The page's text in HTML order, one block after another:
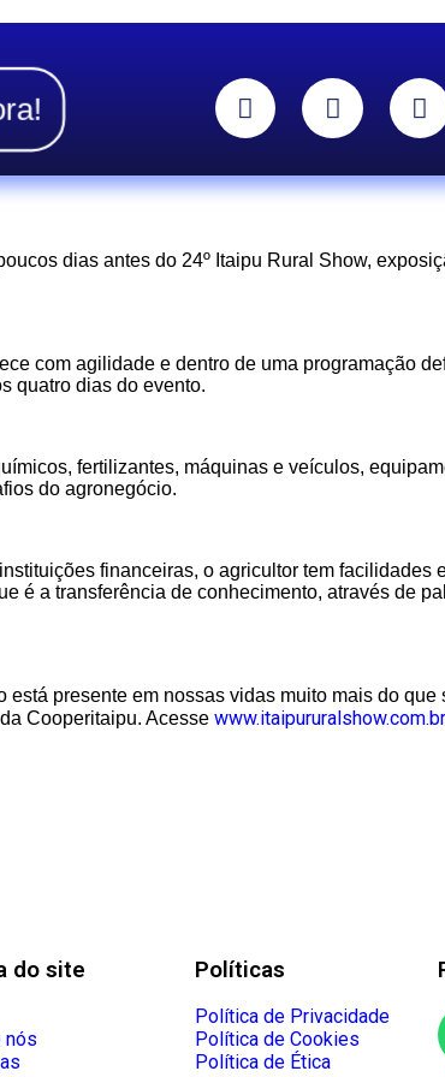
dias antes do 24º Itaipu Rural Show,
com agilidade e dentro de uma programação
quatro dias do evento.
fertilizantes, máquinas e veículos,
do agronegócio.
financeiras, o agricultor tem facilidades
é a transferência de conhecimento, através de
presente em nossas vidas muito mais do que
Cooperitaipu. Acesse www.itaipururalshow.com.br
do site
nós
Políticas
Política de Privacidade
Política de Cookies
Política de Ética